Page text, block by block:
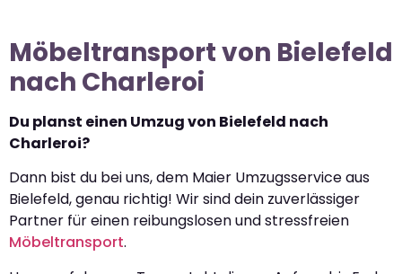
Möbeltransport von Bielefeld
nach Charleroi
Du planst einen Umzug von Bielefeld nach
Charleroi?
Dann bist du bei uns, dem Maier Umzugsservice aus
Bielefeld, genau richtig! Wir sind dein zuverlässiger
Partner für einen reibungslosen und stressfreien
Möbeltransport.